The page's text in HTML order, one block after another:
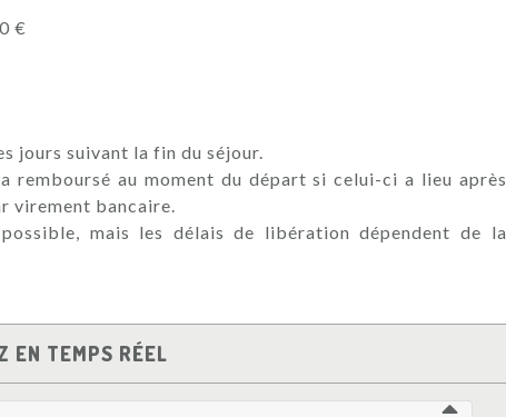
€
jours suivant la fin du séjour.
remboursé au moment du départ si celui-ci a lieu après
virement bancaire.
mais les délais de libération dépendent de la
EN TEMPS RÉEL